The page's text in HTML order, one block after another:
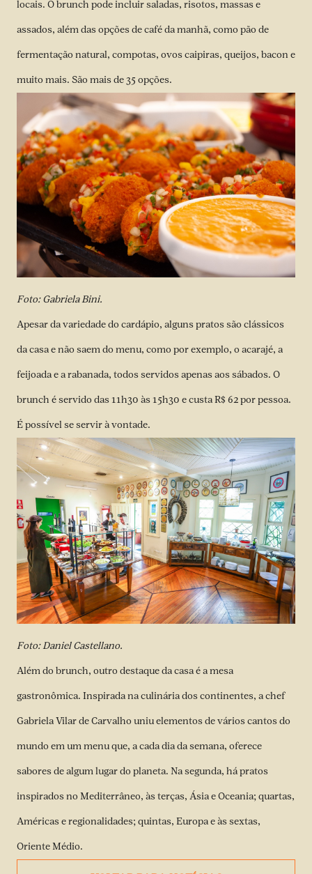
locais. O brunch pode incluir saladas, risotos, massas e
assados, além das opções de café da manhã, como pão de
fermentação natural, compotas, ovos caipiras, queijos, bacon e
muito mais. São mais de 35 opções.
Foto: Gabriela Bini.
Apesar da variedade do cardápio, alguns pratos são clássicos
da casa e não saem do menu, como por exemplo, o acarajé, a
feijoada e a rabanada, todos servidos apenas aos sábados. O
brunch é servido das 11h30 às 15h30 e custa R$ 62 por pessoa.
É possível se servir à vontade.
Foto: Daniel Castellano.
Além do brunch, outro destaque da casa é a mesa
gastronômica. Inspirada na culinária dos continentes, a chef
Gabriela Vilar de Carvalho uniu elementos de vários cantos do
mundo em um menu que, a cada dia da semana, oferece
sabores de algum lugar do planeta. Na segunda, há pratos
inspirados no Mediterrâneo, às terças, Ásia e Oceania; quartas,
Américas e regionalidades; quintas, Europa e às sextas,
Oriente Médio.